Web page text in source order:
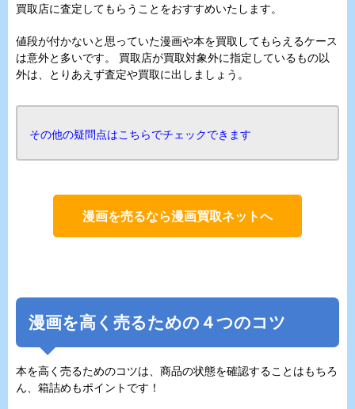
買取店に査定してもらうことをおすすめいたします。
値段が付かないと思っていた漫画や本を買取してもらえるケース
は意外と多いです。 買取店が買取対象外に指定しているもの以
外は、とりあえず査定や買取に出しましょう。
その他の疑問点はこちらでチェックできます
漫画を売るなら漫画買取ネットへ
漫画を高く売るための４つのコツ
本を高く売るためのコツは、商品の状態を確認することはもちろ
ん、箱詰めもポイントです！